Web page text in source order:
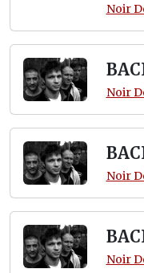
Noir
Noir
Noir
Noir